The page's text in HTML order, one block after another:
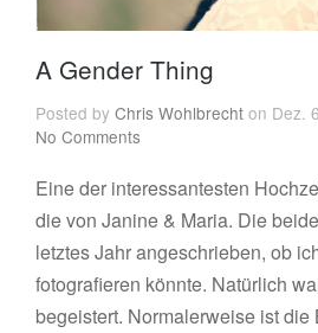
A Gender Thing
Posted by Chris Wohlbrecht on Dez.
No Comments
Eine der interessantesten
die von Janine & Maria. Die
letztes Jahr angeschrieben, ob
fotografieren könnte. Natürlich
begeistert. Normalerweise ist die